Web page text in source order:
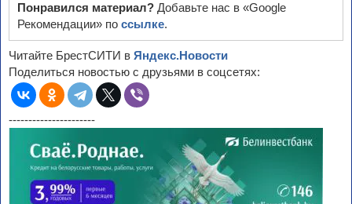
Понравился материал? Добавьте нас в «Google
Рекомендации» по ссылке.
Читайте БрестСИТИ в Яндекс.Новости
Поделиться новостью с друзьями в соцсетях:
----------------------